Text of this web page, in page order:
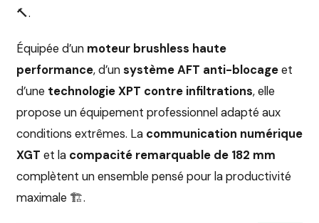
🔨.
Équipée d’un moteur brushless haute
performance, d’unsystème AFT anti-blocageet
d’une technologie XPT contre infiltrations, elle
propose un équipement professionnel adapté aux
conditions extrêmes. La communication numérique
XGT et la compacité remarquable de 182 mm
complètent un ensemble pensé pour la productivité
maximale 🏗️.